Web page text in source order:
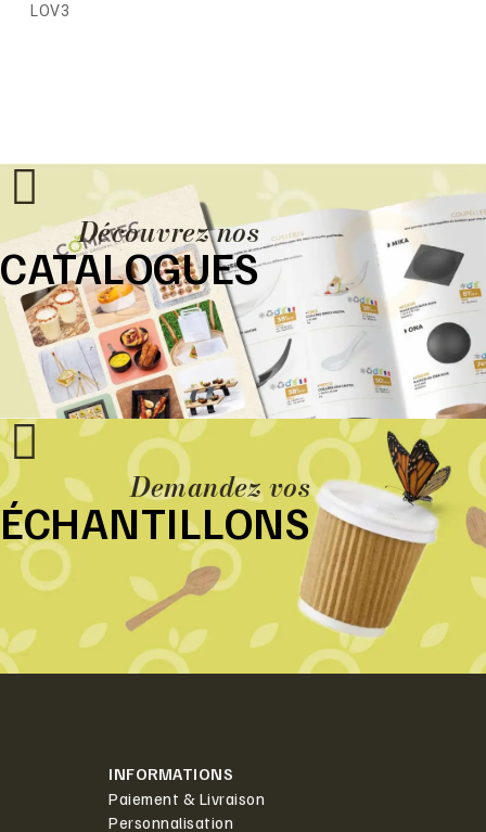
LOV3
Découvrez nos
CATALOGUES
Demandez vos
ÉCHANTILLONS
INFORMATIONS
Paiement & Livraison
Personnalisation